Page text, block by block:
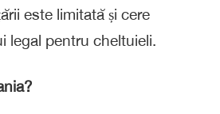
este limitată și cere
legal pentru cheltuieli.